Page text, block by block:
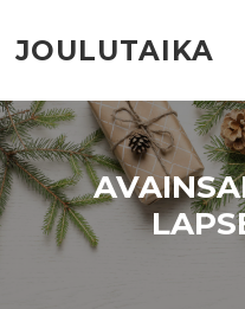
suoraan
sisältöön
JOULUTAIKA